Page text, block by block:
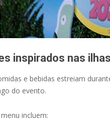
inspirados nas ilhas
e bebidas estreiam
do evento.
incluem: